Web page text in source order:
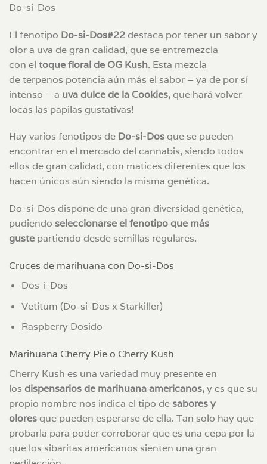
Do-si-Dos
El fenotipo Do-si-Dos#22destaca por tener un sabor y
olor a uva de gran calidad, que se entremezcla
con el toque floral de OG Kush. Esta mezcla
de terpenos potencia aún más el sabor – ya de por sí
intenso – a uva dulce de la Cookies,que hará volver
locas las papilas gustativas!
Hay varios fenotipos de Do-si-Dosque se pueden
encontrar en el mercado del cannabis, siendo todos
ellos de gran calidad, con matices diferentes que los
hacen únicos aún siendo la misma genética.
Do-si-Dos dispone de una gran diversidad genética,
pudiendo seleccionarse el fenotipo que más
guste partiendo desde semillas regulares.
Cruces de marihuana con Do-si-Dos
Dos-i-Dos
Vetitum (Do-si-Dos x Starkiller)
Raspberry Dosido
Marihuana Cherry Pie o Cherry Kush
Cherry Kush es una variedad muy presente en
los dispensarios de marihuana americanos,y es que su
propio nombre nos indica el tipo de sabores y
oloresque pueden esperarse de ella. Tan solo hay que
probarla para poder corroborar que es una cepa por la
que los sibaritas americanos sienten una gran